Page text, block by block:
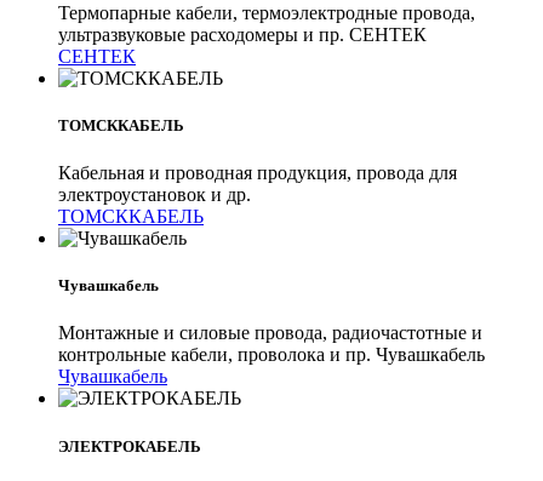
Термопарные кабели, термоэлектродные провода,
ультразвуковые расходомеры и пр. СЕНТЕК
СЕНТЕК
ТОМСККАБЕЛЬ
Кабельная и проводная продукция, провода для
электроустановок и др.
ТОМСККАБЕЛЬ
Чувашкабель
Монтажные и силовые провода, радиочастотные и
контрольные кабели, проволока и пр. Чувашкабель
Чувашкабель
ЭЛЕКТРОКАБЕЛЬ